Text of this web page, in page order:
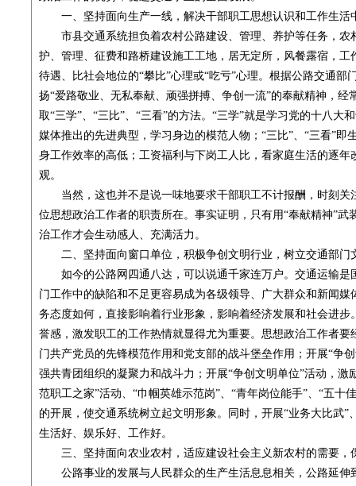
一、坚持面向生产一线，解决干部职工思想认识和工作生活
市县交通系统担负着农村公路建设、管理、养护等任务，农
护、管理、征费和路桥建设施工工地，居无定所，风餐露宿，
待遇、比社会地位的“攀比”心理或“吃亏”心理。根据公路交通
扬“爱路敬业、无私奉献、顽强拼搏、争创一流”的奉献精神，
取“三学”、“三比”、“三看”的方法。“三学”就是学习党的十八
媒体推出的先进典型，学习身边的模范人物；“三比”、“三看”
身工作效率的高低；工资福利与下岗工人比，看家庭生活的逐
观。
当然，这也并不是说一味地要求干部职工不计报酬，时刻关
位思想政治工作者的职责所在。事实证明，只有用“奉献精神”
治工作才会生动感人、充满活力。
二、坚持面向窗口单位，积极争创文明行业，树立交通部门
如今的公路网四通八达，可以说通千家连万户。交通运输是
门工作中的缺陷和不足更容易成为各级领导、广大群众和新闻
务态度如何，直接影响着行业形象，影响着经济发展和社会进
誉感，激发职工的工作热情就显得尤为重要。思想政治工作者
门共产党员的先锋模范作用和党支部的战斗堡垒作用；开展“争
强共青团组织的凝聚力和战斗力；开展“争创文明单位”活动，
范职工之家”活动、“巾帼英雄示范岗”、“青年岗位能手”、“五
的开展，使交通系统树立起文明形象。同时，开展“业务大比武
生活好、娱乐好、工作好。
三、坚持面向农业农村，适应建设社会主义新农村的需要，
公路事业的发展与人民群众的生产生活息息相关，公路延伸